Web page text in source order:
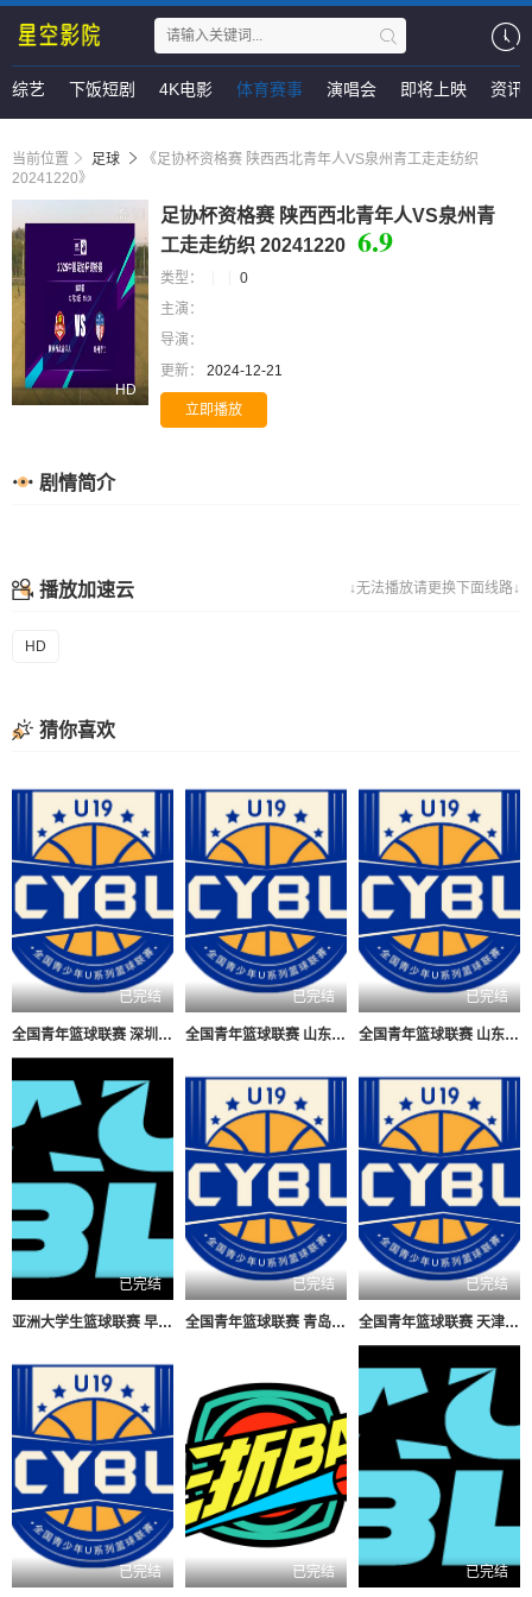
综艺 下饭短剧 4K电影 体育赛事 演唱会 即将上映 资讯
当前位置 足球
《足协杯资格赛 陕西西北青年人VS泉州青工走走纺织
20241220》
HD
足协杯资格赛 陕西西北青年人VS泉州青
工走走纺织 20241220 6.9
类型：
0
主演：
导演：
更新：
2024-12-21
立即播放
剧情简介
↓无法播放请更换下面线路↓
播放加速云
HD
猜你喜欢
已完结
全国青年篮球联赛 深圳新世纪83-72北京首钢20260804
已完结
全国青年篮球联赛 山东山高83-70龙狮青年20260804
已完结
全国青年篮球联赛 山东山高79-59新疆广汇20260803
已完结
亚洲大学生篮球联赛 早稻田大学VS清华大学20260804
已完结
全国青年篮球联赛 青岛国信海天92-71山西汾酒20260803
已完结
全国青年篮球联赛 天津荣钢66-79吉林东北虎20260804
已完结 已完结 已完结